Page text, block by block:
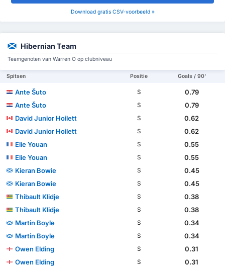
Download gratis CSV-voorbeeld »
Hibernian Team
Teamgenoten van Warren O op clubniveau
Spitsen Positie Goals / 90'
Ante Šuto S
0.79
Ante Šuto
S
0.79
David Junior Hoilett
S
0.62
David Junior Hoilett
S
0.62
Elie Youan
S
0.55
Elie Youan
S
0.55
Kieran Bowie
S
0.45
Kieran Bowie
S
0.45
Thibault Klidje
S
0.38
Thibault Klidje
S
0.38
Martin Boyle
S
0.34
Martin Boyle
S
0.34
Owen Elding
S
0.31
Owen Elding
S 0.31